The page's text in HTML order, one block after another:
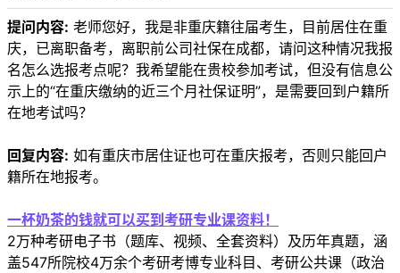
提问内容: 老师您好，我是非重庆籍往届考生，目前居住在重
庆，已离职备考，离职前公司社保在成都，请问这种情况我报
名怎么选报考点呢？我希望能在贵校参加考试，但没有信息公
示上的“在重庆缴纳的近三个月社保证明”，是需要回到户籍所
在地考试吗？
回复内容: 如有重庆市居住证也可在重庆报考，否则只能回户
籍所在地报考。
一杯奶茶的钱就可以买到考研专业课资料！
2万种考研电子书（题库、视频、全套资料）及历年真题，涵
盖547所院校4万余个考研考博专业科目、考研公共课（政治